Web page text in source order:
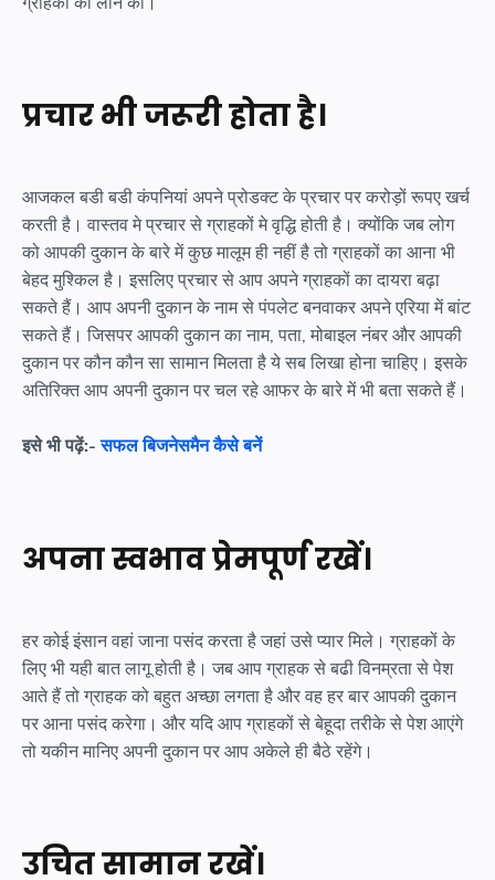
प्रचार भी जरूरी होता है।
आजकल बडी बडी कंपनियां अपने प्रोडक्ट के प्रचार पर करोड़ों रूपए खर्च
करती है। वास्तव मे प्रचार से ग्राहकों मे वृद्धि होती है। क्योंकि जब लोग
को आपकी दुकान के बारे में कुछ मालूम ही नहीं है तो ग्राहकों का आना भी
बेहद मुश्किल है। इसलिए प्रचार से आप अपने ग्राहकों का दायरा बढ़ा
सकते हैं। आप अपनी दुकान के नाम से पंपलेट बनवाकर अपने एरिया में बांट
सकते हैं। जिसपर आपकी दुकान का नाम, पता, मोबाइल नंबर और आपकी
दुकान पर कौन कौन सा सामान मिलता है ये सब लिखा होना चाहिए। इसके
अतिरिक्त आप अपनी दुकान पर चल रहे आफर के बारे में भी बता सकते हैं।
इसे भी पढ़ें:-सफल बिजनेसमैन कैसे बनें
अपना स्वभाव प्रेमपूर्ण रखें।
हर कोई इंसान वहां जाना पसंद करता है जहां उसे प्यार मिले। ग्राहकों के
लिए भी यही बात लागू होती है। जब आप ग्राहक से बढी विनम्रता से पेश
आते हैं तो ग्राहक को बहुत अच्छा लगता है और वह हर बार आपकी दुकान
पर आना पसंद करेगा। और यदि आप ग्राहकों से बेहूदा तरीके से पेश आएंगे
तो यकीन मानिए अपनी दुकान पर आप अकेले ही बैठे रहेंगे।
उचित सामान रखें।